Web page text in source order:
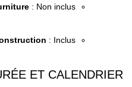
: Non inclus
: Inclus
ET CALENDRIER